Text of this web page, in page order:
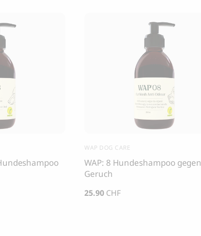
WAP DOG CARE
WAP: 8 Hundeshampoo gegen
Geruch
25.90 CHF